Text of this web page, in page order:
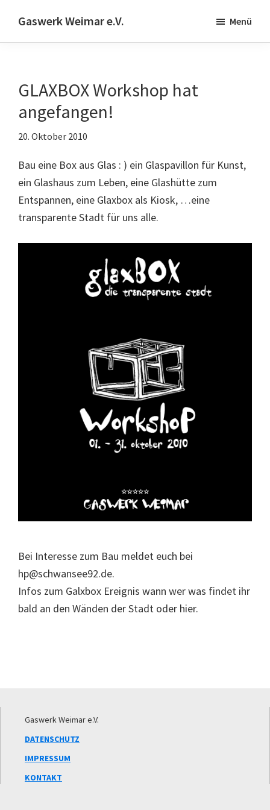
main
Fußzeile
springen
Gaswerk Weimar e.V.
|
Schwanseestr.92
99423
Weimar
Menü
GLAXBOX Workshop hat
angefangen!
20. Oktober 2010
Bau eine Box aus Glas : ) ein Glaspavillon für Kunst,
ein Glashaus zum Leben, eine Glashütte zum
Entspannen, eine Glaxbox als Kiosk, …eine
transparente Stadt für uns alle.
Bei Interesse zum Bau meldet euch bei
hp@schwansee92.de.
Infos zum Galxbox Ereignis wann wer was findet ihr
bald an den Wänden der Stadt oder hier.
FooterGaswerk Weimar e.V.
DATENSCHUTZ
IMPRESSUM
KONTAKT